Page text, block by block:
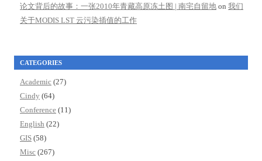
论文背后的故事：一张2010年青藏高原冻土图 | 南宅自留地 on 我们
关于MODIS LST 云污染插值的工作
CATEGORIES
Academic (27)
Cindy (64)
Conference (11)
English (22)
GIS (58)
Misc (267)